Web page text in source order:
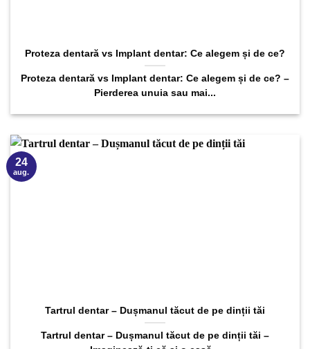
Proteza dentară vs Implant dentar: Ce alegem și de ce?
Proteza dentară vs Implant dentar: Ce alegem și de ce? –
Pierderea unuia sau mai...
Tartrul dentar – Dușmanul tăcut de pe dinții tăi
Tartrul dentar – Dușmanul tăcut de pe dinții tăi –
24
aug.